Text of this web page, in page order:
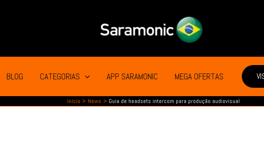
BLOG CATEGORIAS APP SARAMONIC MEGA OFERTAS
Início News Guia de headsets intercom para produção audiovisual